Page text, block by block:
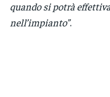
quando si potrà
nell’impianto”.